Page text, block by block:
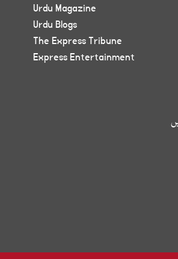
Urdu Magazine
Urdu Blogs
The Express Tribune
Express Entertainment